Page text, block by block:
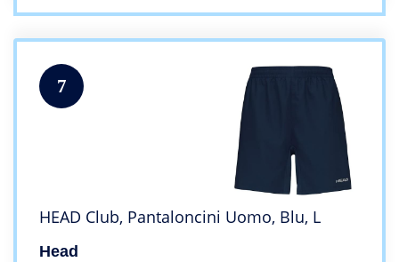
7
HEAD Club, Pantaloncini Uomo, Blu, L
Head